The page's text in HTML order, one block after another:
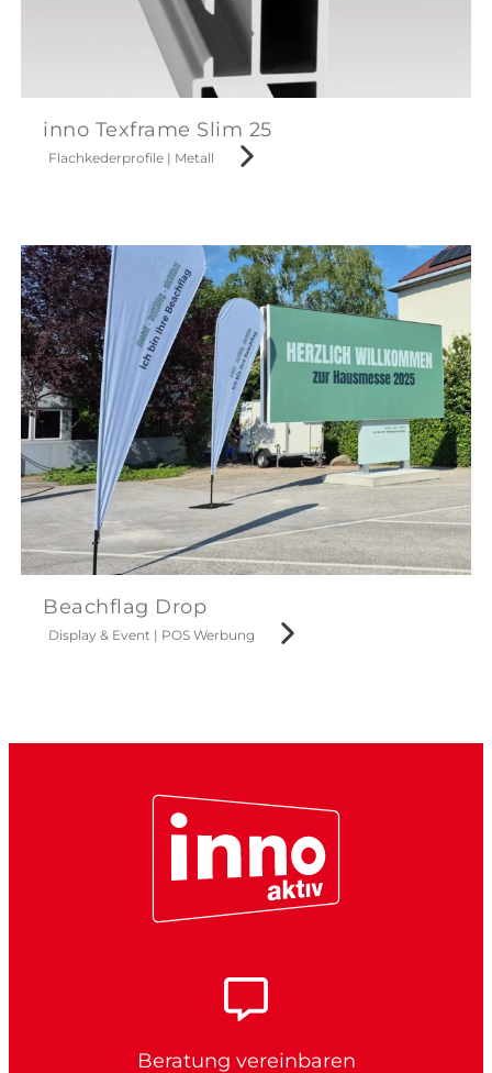
inno Texframe Slim 25
Flachkederprofile | Metall
Beachflag Drop
Display & Event | POS Werbung
Beratung vereinbaren